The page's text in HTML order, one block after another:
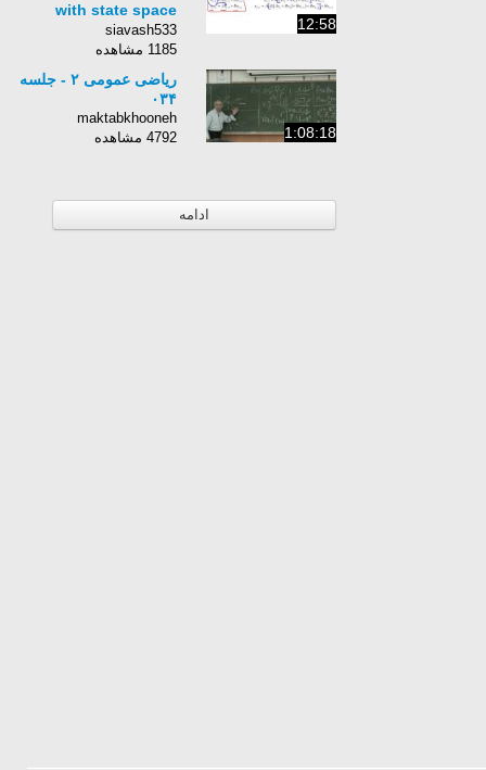
12:58
with state space
models
siavash533
1185 مشاهده
1:08:18
ریاضی عمومی ۲ - جلسه
۰۳۴
maktabkhooneh
4792 مشاهده
ادامه